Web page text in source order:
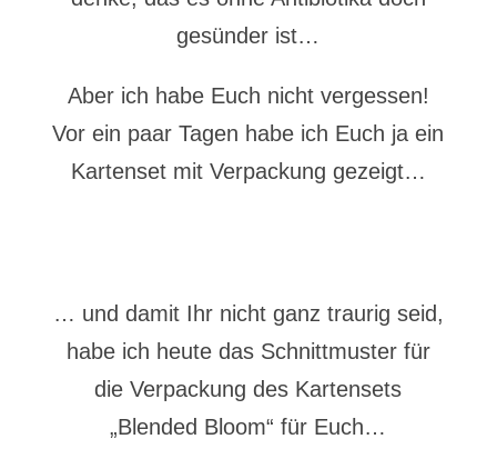
gesünder ist…
Aber ich habe Euch nicht vergessen!
Vor ein paar Tagen habe ich Euch ja ein
Kartenset mit Verpackung gezeigt…
… und damit Ihr nicht ganz traurig seid,
habe ich heute das Schnittmuster für
die Verpackung des Kartensets
„Blended Bloom“ für Euch…